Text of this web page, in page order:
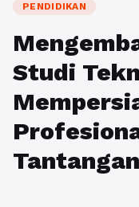
PENDIDIKAN
Studi